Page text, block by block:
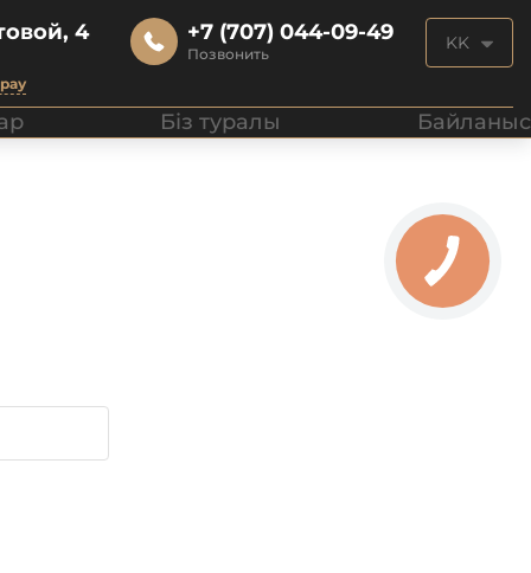
4 +7 (707) 044-09-49
Позвонить
KK
Біз туралы Байланыс